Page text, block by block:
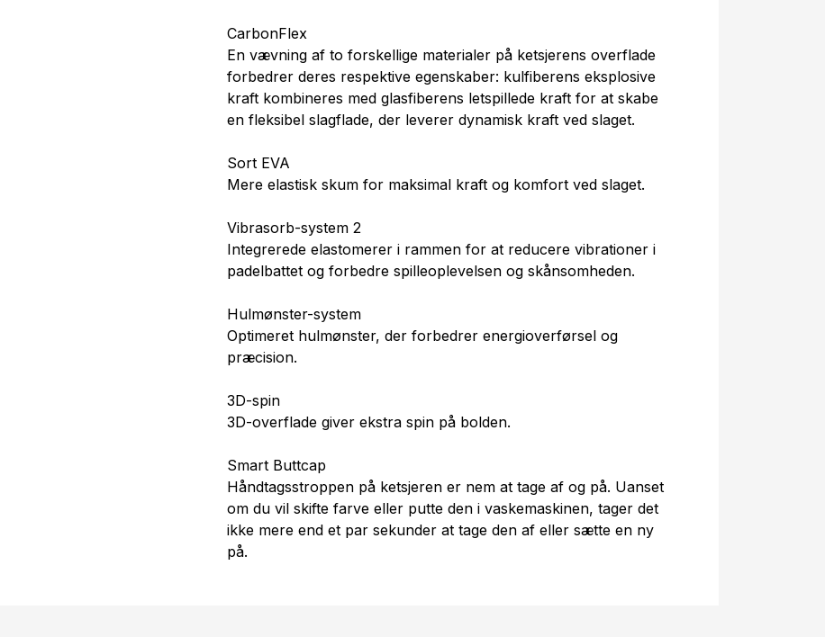
CarbonFlex
En vævning af to forskellige materialer på ketsjerens overflade
forbedrer deres respektive egenskaber: kulfiberens eksplosive
kraft kombineres med glasfiberens letspillede kraft for at skabe
en fleksibel slagflade, der leverer dynamisk kraft ved slaget.
Sort EVA
Mere elastisk skum for maksimal kraft og komfort ved slaget.
Vibrasorb-system 2
Integrerede elastomerer i rammen for at reducere vibrationer i
padelbattet og forbedre spilleoplevelsen og skånsomheden.
Hulmønster-system
Optimeret hulmønster, der forbedrer energioverførsel og
præcision.
3D-spin
3D-overflade giver ekstra spin på bolden.
Smart Buttcap
Håndtagsstroppen på ketsjeren er nem at tage af og på. Uanset
om du vil skifte farve eller putte den i vaskemaskinen, tager det
ikke mere end et par sekunder at tage den af eller sætte en ny
på.